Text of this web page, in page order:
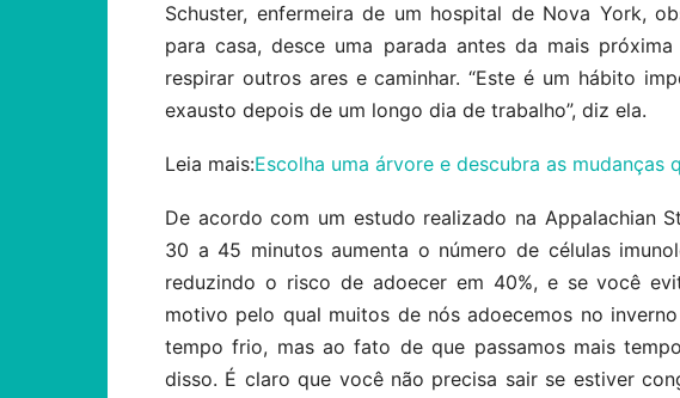
Schuster, enfermeira de um hospital de Nova York,
para casa, desce uma parada antes da mais
respirar outros ares e caminhar. “Este é um hábito
exausto depois de um longo dia de trabalho”, diz ela.
Leia mais:Escolha uma árvore e descubra as mudanças
De acordo com um estudo realizado na Appalachian
30 a 45 minutos aumenta o número de células
reduzindo o risco de adoecer em 40%, e se você
motivo pelo qual muitos de nós adoecemos no
tempo frio, mas ao fato de que passamos mais
disso. É claro que você não precisa sair se estiver